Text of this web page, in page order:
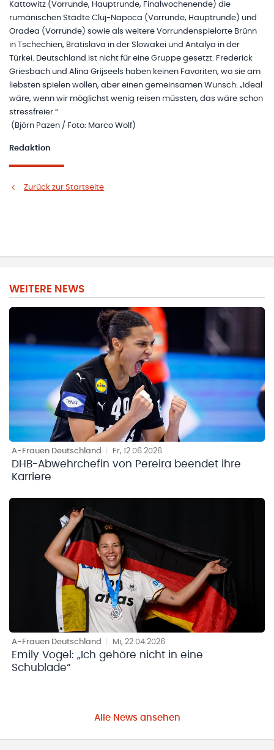
Kattowitz (Vorrunde, Hauptrunde, Finalwochenende) die
rumänischen Städte Cluj-Napoca (Vorrunde, Hauptrunde) und
Oradea (Vorrunde) sowie als weitere Vorrundenspielorte Brünn
in Tschechien, Bratislava in der Slowakei und Antalya in der
Türkei. Deutschland ist nicht für eine Gruppe gesetzt. Frederick
Griesbach und Alina Grijseels haben keinen Favoriten, wo sie am
liebsten spielen wollen, aber einen gemeinsamen Wunsch: „Ideal
wäre, wenn wir möglichst wenig reisen müssten, das wäre schon
stressfreier.“
(Björn Pazen / Foto: Marco Wolf)
Redaktion
Zurück zur Startseite
WEITERE NEWS
A-Frauen Deutschland Fr, 12.06.2026
DHB-Abwehrchefin von Pereira beendet ihre
Karriere
A-Frauen Deutschland Mi, 22.04.2026
Emily Vogel: „Ich gehöre nicht in eine
Schublade“
Alle News ansehen